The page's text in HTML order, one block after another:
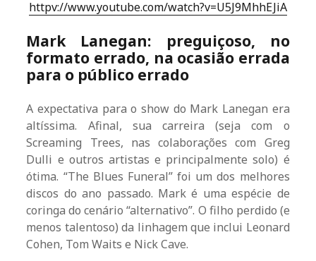
httpv://www.youtube.com/watch?v=U5J9MhhEJiA
Mark Lanegan: preguiçoso, no
formato errado, na ocasião errada
para o público errado
A expectativa para o show do Mark Lanegan era
altíssima. Afinal, sua carreira (seja com o
Screaming Trees, nas colaborações com Greg
Dulli e outros artistas e principalmente solo) é
ótima. “The Blues Funeral” foi um dos melhores
discos do ano passado. Mark é uma espécie de
coringa do cenário “alternativo”. O filho perdido (e
menos talentoso) da linhagem que inclui Leonard
Cohen, Tom Waits e Nick Cave.